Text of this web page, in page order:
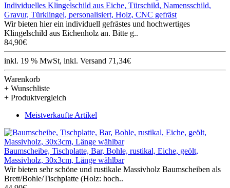
Individuelles Klingelschild aus Eiche, Türschild, Namensschild,
Gravur, Türklingel, personalisiert, Holz, CNC gefräst
Wir bieten hier ein individuell gefrästes und hochwertiges
Klingelschild aus Eichenholz an. Bitte g..
84,90€
inkl. 19 % MwSt, inkl. Versand 71,34€
Warenkorb
+ Wunschliste
+ Produktvergleich
Meistverkaufte Artikel
Baumscheibe, Tischplatte, Bar, Bohle, rustikal, Eiche, geölt,
Massivholz, 30x3cm, Länge wählbar
Wir bieten sehr schöne und rustikale Massivholz Baumscheiben als
Brett/Bohle/Tischplatte (Holz: hoch..